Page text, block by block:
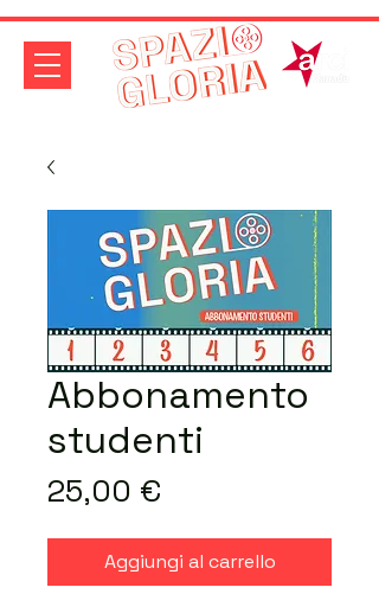
Abbonamento
studenti
25,00 €
Aggiungi al carrello